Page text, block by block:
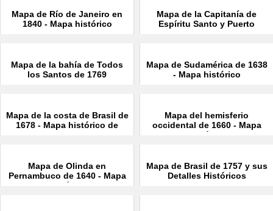
Mapa de Río de Janeiro en
1840 - Mapa histórico
Mapa de la Capitanía de
Espíritu Santo y Puerto
Mapa de la bahía de Todos
los Santos de 1769
Mapa de Sudamérica de 1638
- Mapa histórico
Mapa de la costa de Brasil de
1678 - Mapa histórico de
Mapa del hemisferio
occidental de 1660 - Mapa
histórico
Mapa de Olinda en
Pernambuco de 1640 - Mapa
Histórico
Mapa de Brasil de 1757 y sus
Detalles Históricos